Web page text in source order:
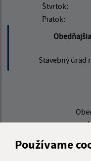
Používame
Štvrtok:
Piatok:
Stavebný úrad